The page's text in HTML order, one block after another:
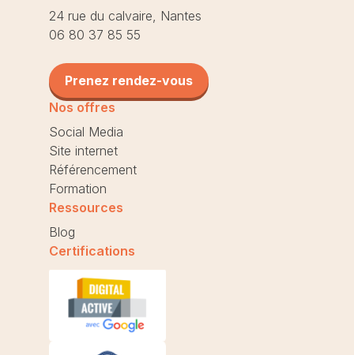
24 rue du calvaire, Nantes
06 80 37 85 55
Prenez rendez-vous
Nos offres
Social Media
Site internet
Référencement
Formation
Ressources
Blog
Certifications